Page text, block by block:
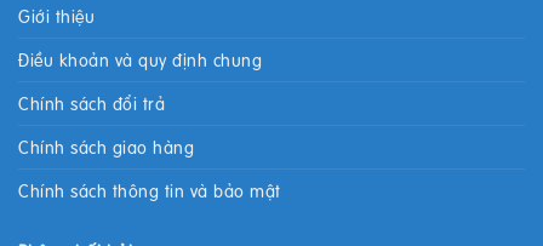
Giới thiệu
Điều khoản và quy định chung
Chính sách đổi trả
Chính sách giao hàng
Chính sách thông tin và bảo mật